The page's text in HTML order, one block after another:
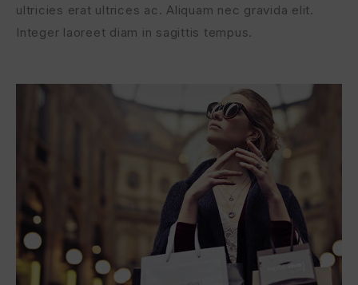
ultricies erat ultrices ac. Aliquam nec gravida elit.
Integer laoreet diam in sagittis tempus.